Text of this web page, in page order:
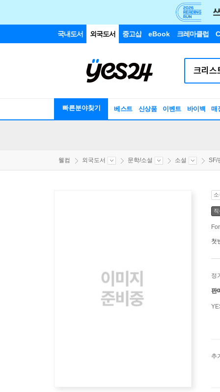
국내도서 외국도서 중고샵 eBook 크레마클럽
빠른분야찾기 베스트 신상품 이벤트 바이백 매
웰컴 외국도서 문학/소설 소설 SF/
첫
정
판
추